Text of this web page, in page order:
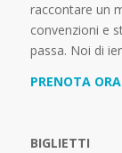
raccontare un
convenzioni e
passa. Noi di
PRENOTA ORA
BIGLIETTI